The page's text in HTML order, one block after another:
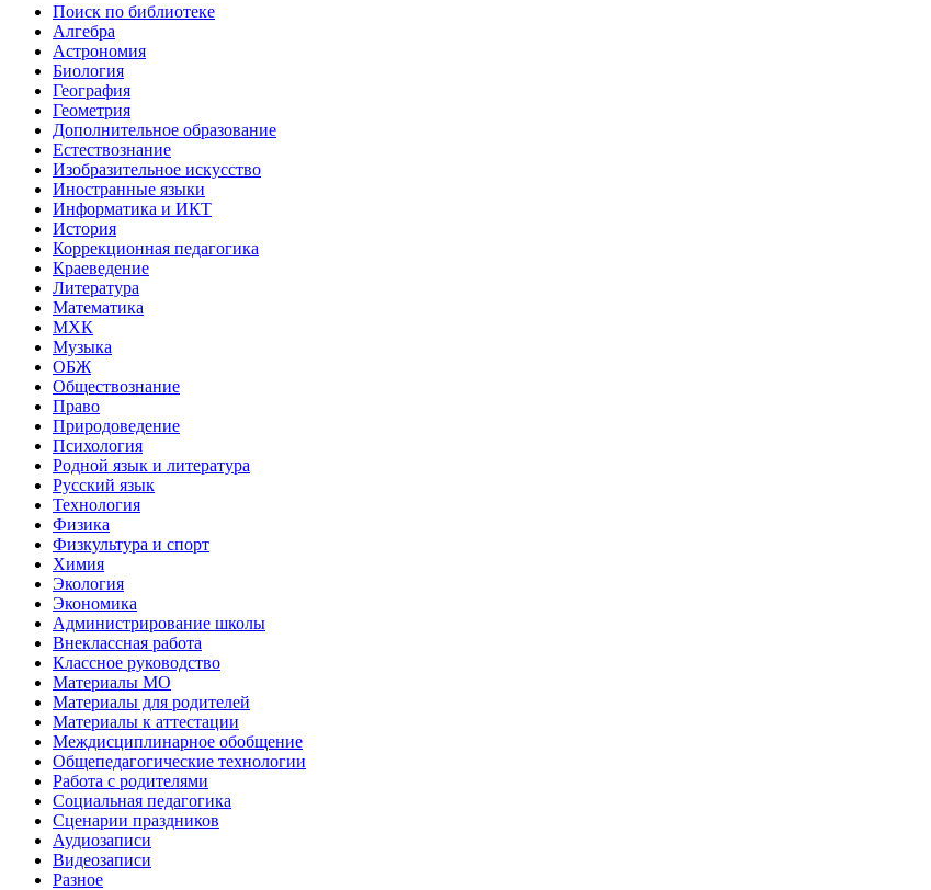
Поиск по библиотеке
Алгебра
Астрономия
Биология
География
Геометрия
Дополнительное образование
Естествознание
Изобразительное искусство
Иностранные языки
Информатика и ИКТ
История
Коррекционная педагогика
Краеведение
Литература
Математика
МХК
Музыка
ОБЖ
Обществознание
Право
Природоведение
Психология
Родной язык и литература
Русский язык
Технология
Физика
Физкультура и спорт
Химия
Экология
Экономика
Администрирование школы
Внеклассная работа
Классное руководство
Материалы МО
Материалы для родителей
Материалы к аттестации
Междисциплинарное обобщение
Общепедагогические технологии
Работа с родителями
Социальная педагогика
Сценарии праздников
Аудиозаписи
Видеозаписи
Разное